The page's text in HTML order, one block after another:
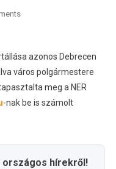
azonos Debrecen
város polgármestere
meg a NER
-nak be is számolt
országos hírekről!